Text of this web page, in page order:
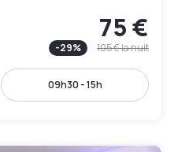
75 €
-29% 105 €la nuit
09h30 - 15h